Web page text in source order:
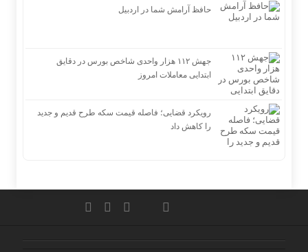
حافظ آرامش شما در اردبیل
جهش ۱۱۲ هزار واحدی شاخص بورس در دقایق
ابتدایی معاملات امروز
رویکرد قضایی؛ فاصله قیمت سکه طرح قدیم و جدید
را کاهش داد